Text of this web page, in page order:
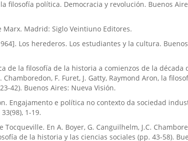
filosofí­a polí­tica. Democracia y revolución. Buenos
Marx. Madrid: Siglo Veintiuno Editores.
Los herederos. Los estudiantes y la cultura. Buenos
de la filosofí­a de la historia a comienzos de la década
Chamboredon, F. Furet, J. Gatty, Raymond Aron, la
42). Buenos Aires: Nueva Visión.
Engajamento e polí­tica no contexto da sociedad
1-19.
Tocqueville. En A. Boyer, G. Canguilhelm, J.C.
de la historia y las ciencias sociales (pp. 43-58).